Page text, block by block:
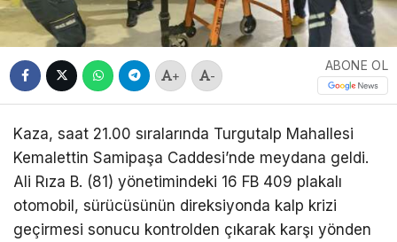
+ -
ABONE OL
Kaza, saat 21.00 sıralarında Turgutalp Mahallesi
Kemalettin Samipaşa Caddesi’nde meydana geldi.
Ali Rıza B. (81) yönetimindeki 16 FB 409 plakalı
otomobil, sürücüsünün direksiyonda kalp krizi
geçirmesi sonucu kontrolden çıkarak karşı yönden